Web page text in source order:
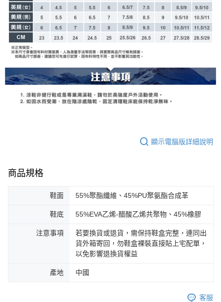
顯示電腦版詳細說明
商品規格
鞋面 55%聚酯纖維、45%PU聚氨酯合成革
鞋底 55%EVA乙烯-醋酸乙烯共聚物、45%橡膠
注意事項
若要換貨或退貨，需保持鞋盒完整，連同出
貨外箱寄回，勿鞋盒裸裝直接貼上宅配單，
以免影響退換貨權益
產地 中國
客服